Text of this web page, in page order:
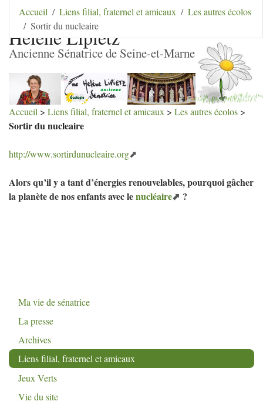
Aller au contenu Aller au menu |
Aller au menu
secondaire
Aller à la recherche
Hélène Lipietz
Ancienne Sénatrice de Seine-et-Marne
Accueil Liens filial, fraternel et amicaux
Les autres écolos
Sortir du nucleaire
Accueil > Liens filial, fraternel et amicaux > Les autres écolos >
Sortir du nucleaire
http://www.sortirdunucleaire.org
Alors qu’il y a tant d’énergies renouvelables, pourquoi gâcher
la planète de nos enfants avec lenucléaire ?
Ma vie de sénatrice
La presse
Archives
Liens filial, fraternel et amicaux
Jeux Verts
Vie du site